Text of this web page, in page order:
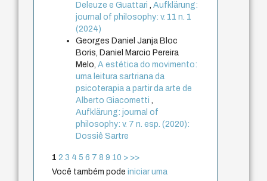
Deleuze e Guattari,Aufklärung:
journal of philosophy: v. 11 n. 1
(2024)
Georges Daniel Janja Bloc
Boris, Daniel Marcio Pereira
Melo,A estética do movimento:
uma leitura sartriana da
psicoterapia a partir da arte de
Alberto Giacometti,
Aufklärung: journal of
philosophy: v. 7 n. esp. (2020):
Dossiê Sartre
1 2 3 4 5 6 7 8 9 10 > >>
Você também podeiniciar uma